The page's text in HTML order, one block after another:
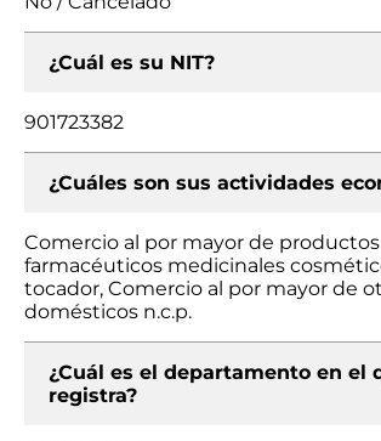
¿Cuál es su NIT?
901723382
¿Cuáles son sus actividades
Comercio al por mayor de productos
farmacéuticos medicinales
tocador, Comercio al por mayor de
domésticos n.c.p.
¿Cuál es el departamento en el
registra?